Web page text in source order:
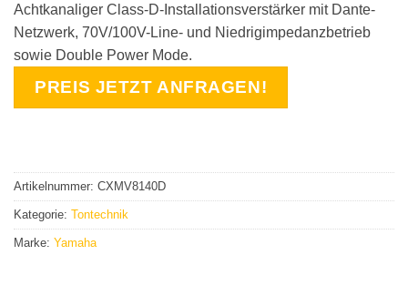
Achtkanaliger Class-D-Installationsverstärker mit Dante-
Netzwerk, 70V/100V-Line- und Niedrigimpedanzbetrieb
sowie Double Power Mode.
PREIS JETZT ANFRAGEN!
Artikelnummer: CXMV8140D
Kategorie: Tontechnik
Marke: Yamaha